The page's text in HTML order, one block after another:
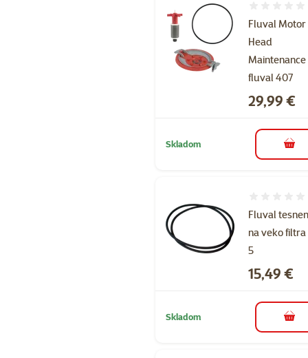
Fluval Motor
Head
Maintenance
fluval 407
Cena
29,99 €
Skladom do
Fluval
na veko filtra
5
Cena
15,49 €
Skladom do